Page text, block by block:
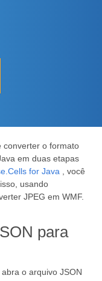
converter o formato
em duas etapas
for Java , você
usando
JPEG em WMF.
para
abra o arquivo JSON